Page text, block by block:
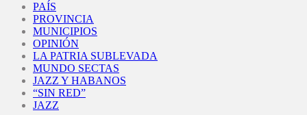
PAÍS
PROVINCIA
MUNICIPIOS
OPINIÓN
LA PATRIA SUBLEVADA
MUNDO SECTAS
JAZZ Y HABANOS
“SIN RED”
JAZZ